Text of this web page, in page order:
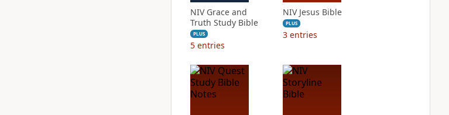
NIV Grace and
Truth Study Bible
PLUS
5 entries
NIV Jesus Bible
PLUS
3 entries